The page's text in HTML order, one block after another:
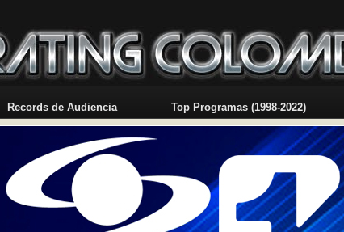
Records de Audiencia Top Programas (1998-2022)